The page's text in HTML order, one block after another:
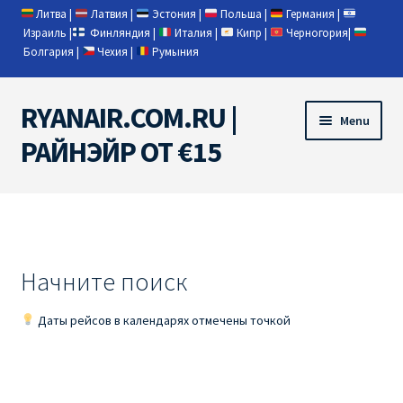
Литва | Латвия | Эстония | Польша | Германия |
Израиль | Финляндия | Италия | Кипр | Черногория|
Болгария | Чехия | Румыния
Skip
to
navigation
Skip
to
content
RYANAIR.COM.RU |
РАЙНЭЙР ОТ €15
Menu
RYANAIR PL ОТ € 9
Начните поиск
Даты рейсов в календарях отмечены точкой